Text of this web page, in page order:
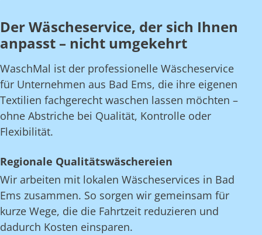
Der Wäscheservice, der sich Ihnen
anpasst – nicht umgekehrt
WaschMal ist der professionelle Wäscheservice
für Unternehmen aus Bad Ems, die ihre eigenen
Textilien fachgerecht waschen lassen möchten –
ohne Abstriche bei Qualität, Kontrolle oder
Flexibilität.
Regionale Qualitätswäschereien
Wir arbeiten mit lokalen Wäscheservices in Bad
Ems zusammen. So sorgen wir gemeinsam für
kurze Wege, die die Fahrtzeit reduzieren und
dadurch Kosten einsparen.